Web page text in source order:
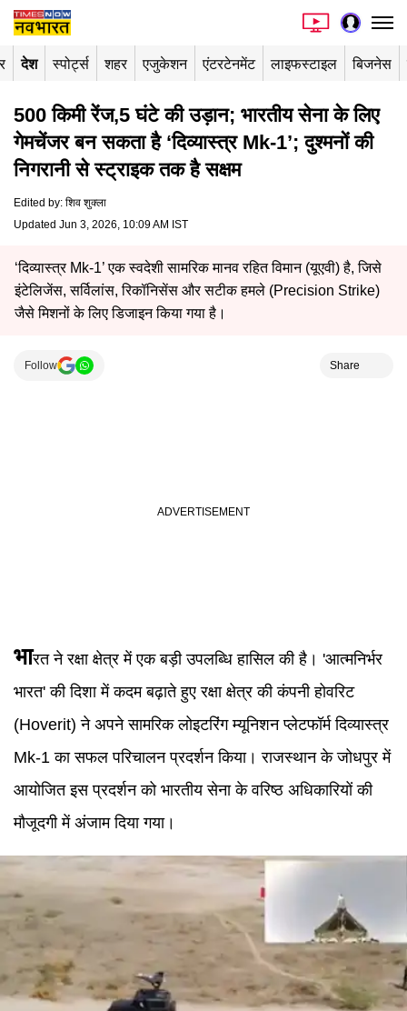
देश स्पोर्ट्स शहर एजुकेशन एंटरटेनमेंट लाइफस्टाइल बिजनेस
500 किमी रेंज,5 घंटे की उड़ान; भारतीय सेना के लिए
गेमचेंजर बन सकता है ‘दिव्यास्त्र Mk-1’; दुश्मनों की
निगरानी से स्ट्राइक तक है सक्षम
Edited by: शिव शुक्ला
Updated Jun 3, 2026, 10:09 AM IST
‘दिव्यास्त्र Mk-1’ एक स्वदेशी सामरिक मानव रहित विमान (यूएवी) है, जिसे
इंटेलिजेंस, सर्विलांस, रिकॉनिसेंस और सटीक हमले (Precision Strike)
जैसे मिशनों के लिए डिजाइन किया गया है।
Follow Share
भारत ने रक्षा क्षेत्र में एक बड़ी उपलब्धि हासिल की है। 'आत्मनिर्भर
भारत' की दिशा में कदम बढ़ाते हुए रक्षा क्षेत्र की कंपनी होवरिट
(Hoverit) ने अपने सामरिक लोइटरिंग म्यूनिशन प्लेटफॉर्म दिव्यास्त्र
Mk-1 का सफल परिचालन प्रदर्शन किया। राजस्थान के जोधपुर में
आयोजित इस प्रदर्शन को भारतीय सेना के वरिष्ठ अधिकारियों की
मौजूदगी में अंजाम दिया गया।